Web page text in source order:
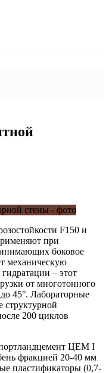
F150 и
при
боковое
механическую
– этот
от многотонного
45°. Лабораторные
структурной
200 циклов
ЦЕМ I
фракцией 20-40 мм
пластификаторы (0,7-